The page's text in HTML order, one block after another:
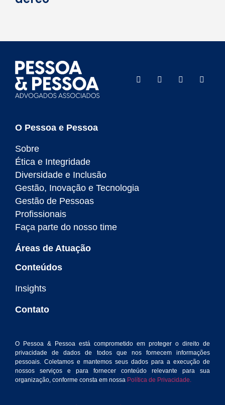
O Pessoa e Pessoa
Sobre
Ética e Integridade
Diversidade e Inclusão
Gestão, Inovação e Tecnologia
Gestão de Pessoas
Profissionais
Faça parte do nosso time
Áreas de Atuação
Conteúdos
Insights
Contato
O Pessoa & Pessoa está comprometido em proteger o direito de
privacidade de dados de todos que nos fornecem informações
pessoais. Coletamos e mantemos seus dados para a execução de
nossos serviços e para fornecer conteúdo relevante para sua
organização, conforme consta em nossa Política de Privacidade.